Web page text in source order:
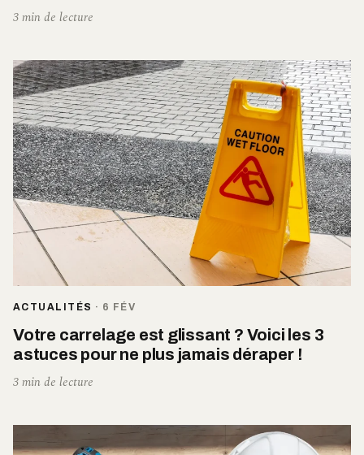
3 min de lecture
ACTUALITÉS · 6 FÉV
Votre carrelage est glissant ? Voici les 3
astuces pour ne plus jamais déraper !
3 min de lecture